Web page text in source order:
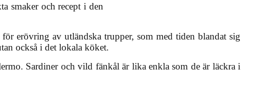
smaker och recept i den
erövring av utländska trupper, som med tiden blandat sig
också i det lokala köket.
Sardiner och vild fänkål är lika enkla som de är läckra i